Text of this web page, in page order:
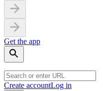
Get the app
Create accountLog in